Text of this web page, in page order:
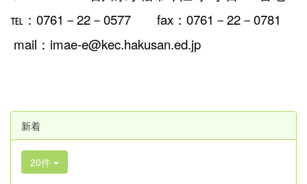
℡：0761－22－0577 fax：0761－22－0781
mail：imae-e@kec.hakusan.ed.jp
新着
20件